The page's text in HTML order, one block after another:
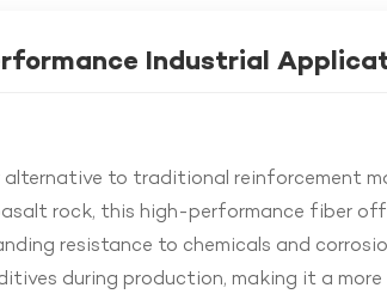
Industrial
alternative to traditional reinforcement
rock, this high-performance fiber
resistance to chemicals and
during production, making it a